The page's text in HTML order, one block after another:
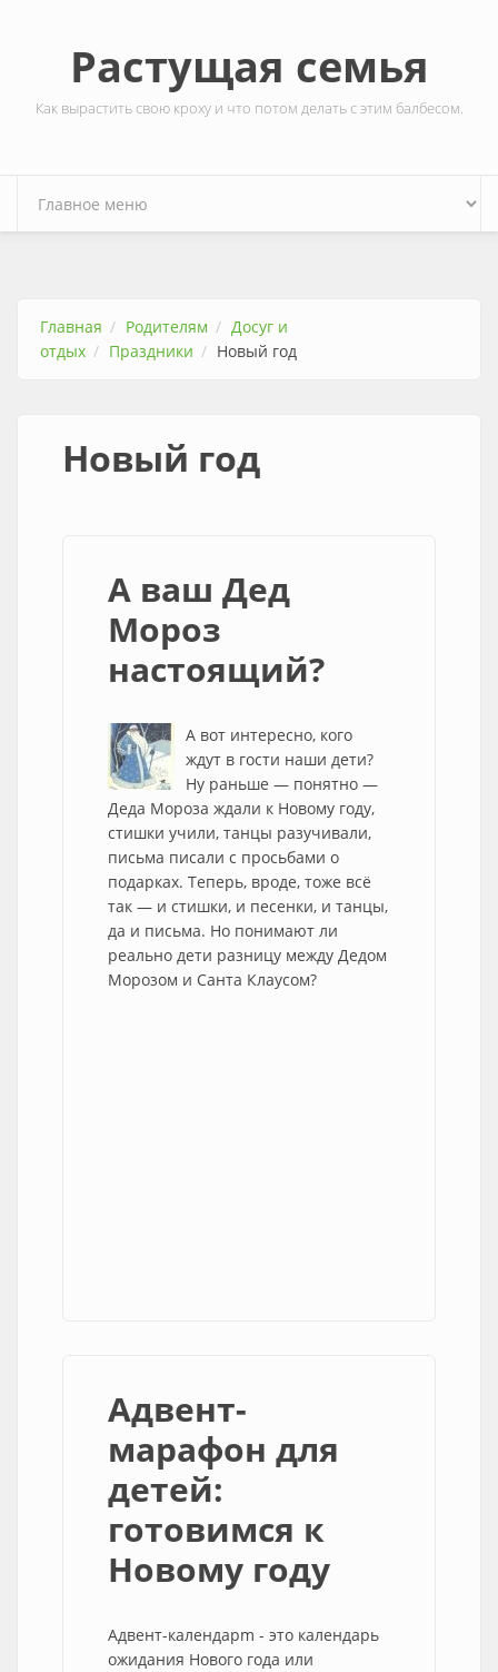
Растущая семья
Как вырастить свою кроху и что потом делать с этим балбесом.
Главная Родителям
Досуг и
отдых
Праздники Новый год
Новый год
А ваш Дед
Мороз
настоящий?
А вот интересно, кого
ждут в гости наши дети?
Ну раньше — понятно —
Деда Мороза ждали к Новому году,
стишки учили, танцы разучивали,
письма писали с просьбами о
подарках. Теперь, вроде, тоже всё
так — и стишки, и песенки, и танцы,
да и письма. Но понимают ли
реально дети разницу между Дедом
Морозом и Санта Клаусом?
Адвент-
марафон для
детей:
готовимся к
Новому году
Адвент-календарm - это календарь
ожидания Нового года или